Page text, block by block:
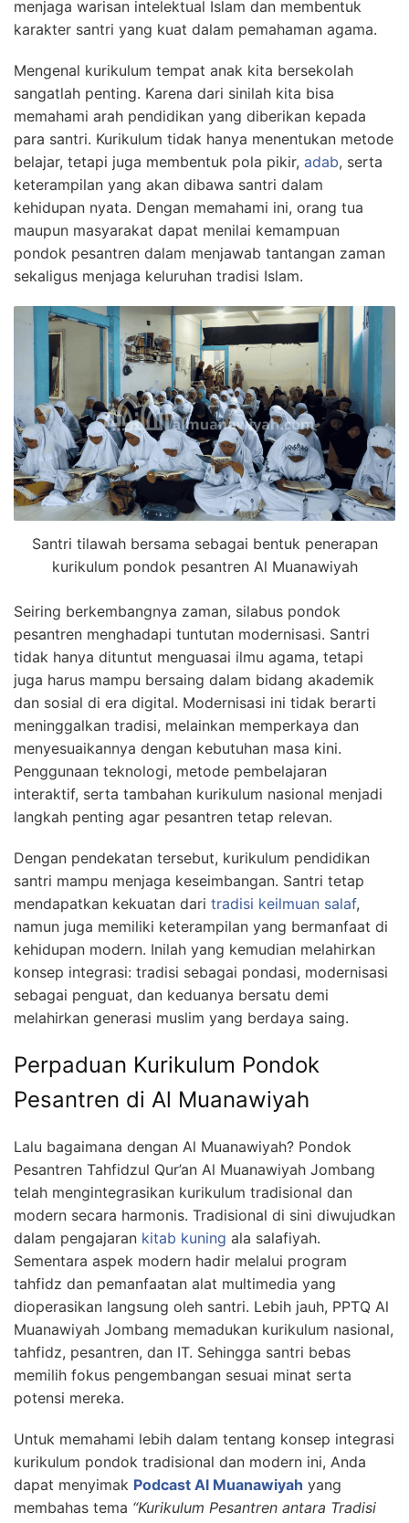
menjaga warisan intelektual Islam dan membentuk
karakter santri yang kuat dalam pemahaman agama.
Mengenal kurikulum tempat anak kita bersekolah
sangatlah penting. Karena dari sinilah kita bisa
memahami arah pendidikan yang diberikan kepada
para santri. Kurikulum tidak hanya menentukan metode
belajar, tetapi juga membentuk pola pikir, adab, serta
keterampilan yang akan dibawa santri dalam
kehidupan nyata. Dengan memahami ini, orang tua
maupun masyarakat dapat menilai kemampuan
pondok pesantren dalam menjawab tantangan zaman
sekaligus menjaga keluruhan tradisi Islam.
Santri tilawah bersama sebagai bentuk penerapan
kurikulum pondok pesantren Al Muanawiyah
Seiring berkembangnya zaman, silabus pondok
pesantren menghadapi tuntutan modernisasi. Santri
tidak hanya dituntut menguasai ilmu agama, tetapi
juga harus mampu bersaing dalam bidang akademik
dan sosial di era digital. Modernisasi ini tidak berarti
meninggalkan tradisi, melainkan memperkaya dan
menyesuaikannya dengan kebutuhan masa kini.
Penggunaan teknologi, metode pembelajaran
interaktif, serta tambahan kurikulum nasional menjadi
langkah penting agar pesantren tetap relevan.
Dengan pendekatan tersebut, kurikulum pendidikan
santri mampu menjaga keseimbangan. Santri tetap
mendapatkan kekuatan dari tradisi keilmuan salaf,
namun juga memiliki keterampilan yang bermanfaat di
kehidupan modern. Inilah yang kemudian melahirkan
konsep integrasi: tradisi sebagai pondasi, modernisasi
sebagai penguat, dan keduanya bersatu demi
melahirkan generasi muslim yang berdaya saing.
Perpaduan Kurikulum Pondok
Pesantren di Al Muanawiyah
Lalu bagaimana dengan Al Muanawiyah? Pondok
Pesantren Tahfidzul Qur’an Al Muanawiyah Jombang
telah mengintegrasikan kurikulum tradisional dan
modern secara harmonis. Tradisional di sini diwujudkan
dalam pengajaran kitab kuning ala salafiyah.
Sementara aspek modern hadir melalui program
tahfidz dan pemanfaatan alat multimedia yang
dioperasikan langsung oleh santri. Lebih jauh, PPTQ Al
Muanawiyah Jombang memadukan kurikulum nasional,
tahfidz, pesantren, dan IT. Sehingga santri bebas
memilih fokus pengembangan sesuai minat serta
potensi mereka.
Untuk memahami lebih dalam tentang konsep integrasi
kurikulum pondok tradisional dan modern ini, Anda
dapat menyimak Podcast Al Muanawiyah yang
membahas tema “Kurikulum Pesantren antara Tradisi